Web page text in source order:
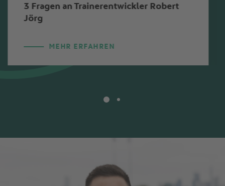
3 Fragen an Trainerentwickler Robert
Jörg
MEHR ERFAHREN